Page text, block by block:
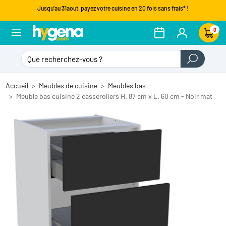
Jusqu'au 31aout, payez votre cuisine en 20 fois sans frais* !
0
Accueil Meubles de cuisine
Meubles bas
Meuble bas cuisine 2 casseroliers H. 87 cm x L. 60 cm - Noir mat